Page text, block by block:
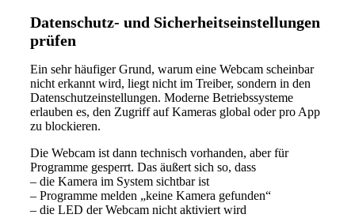
Datenschutz- und Sicherheitseinstellungen
prüfen
Ein sehr häufiger Grund, warum eine Webcam scheinbar
nicht erkannt wird, liegt nicht im Treiber, sondern in den
Datenschutzeinstellungen. Moderne Betriebssysteme
erlauben es, den Zugriff auf Kameras global oder pro App
zu blockieren.
Die Webcam ist dann technisch vorhanden, aber für
Programme gesperrt. Das äußert sich so, dass
– die Kamera im System sichtbar ist
– Programme melden „keine Kamera gefunden“
– die LED der Webcam nicht aktiviert wird